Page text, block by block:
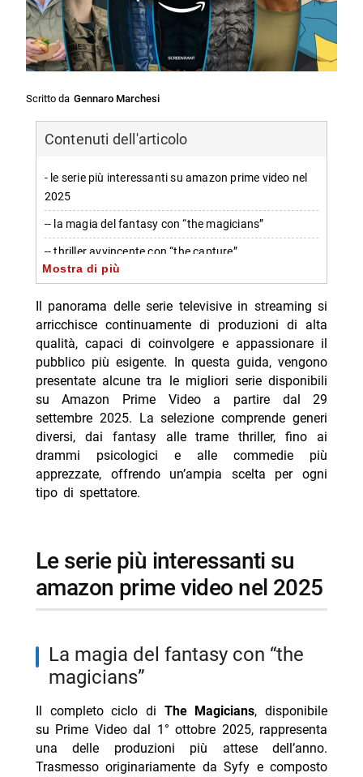
Scritto da Gennaro Marchesi
Contenuti dell'articolo
- le serie più interessanti su amazon prime video nel
2025
-- la magia del fantasy con “the magicians”
-- thriller avvincente con “the capture”
-- una commedia brillante: “the good place”
-- un crime drama d’autore: “animal kingdom”
-- Scopri di più da Jump the shark
-- RispondiAnnulla risposta
- Average Joe su Paramount+ dal 19 agosto 2026
- The Last Sunrise su Prime Video ad agosto
- RoboCop serie TV: Prime Video ordina 8 episodi con
James Wan
Mostra di più
Il panorama delle serie televisive in streaming si
arricchisce continuamente di produzioni di alta
qualità, capaci di coinvolgere e appassionare il
pubblico più esigente. In questa guida, vengono
presentate alcune tra le migliori serie disponibili
su Amazon Prime Video a partire dal 29
settembre 2025. La selezione comprende generi
diversi, dai fantasy alle trame thriller, fino ai
drammi psicologici e alle commedie più
apprezzate, offrendo un’ampia scelta per ogni
tipo di spettatore.
le serie più interessanti su
amazon prime video nel 2025
la magia del fantasy con “the
magicians”
Il completo ciclo di The Magicians, disponibile
su Prime Video dal 1° ottobre 2025, rappresenta
una delle produzioni più attese dell’anno.
Trasmesso originariamente da Syfy e composto